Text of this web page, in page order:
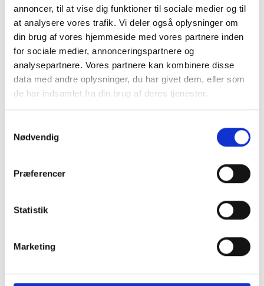
annoncer, til at vise dig funktioner til sociale medier og til
at analysere vores trafik. Vi deler også oplysninger om
din brug af vores hjemmeside med vores partnere inden
for sociale medier, annonceringspartnere og
analysepartnere. Vores partnere kan kombinere disse
data med andre oplysninger, du har givet dem, eller som
de har indsamlet fra din brug af deres tjenester.
Nødvendig
Præferencer
Statistik
Marketing
Branchestandard for baggrundstjek skal lette
samarbejdet mellem virksomheder
Det bliver nu muligt at udstede digitale beviser via LinkedIn
baseret på en fælles branchestandard.